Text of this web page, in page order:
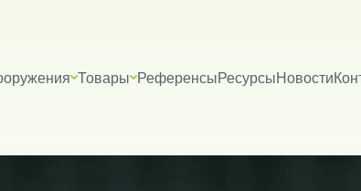
Товары РеференсыРесурсыНовости
tarafından işletilen (www.alanadi.com)